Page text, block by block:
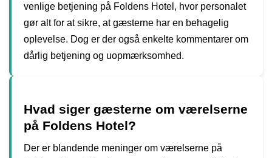
venlige betjening på Foldens Hotel, hvor personalet
gør alt for at sikre, at gæsterne har en behagelig
oplevelse. Dog er der også enkelte kommentarer om
dårlig betjening og uopmærksomhed.
Hvad siger gæsterne om værelserne
på Foldens Hotel?
Der er blandende meninger om værelserne på